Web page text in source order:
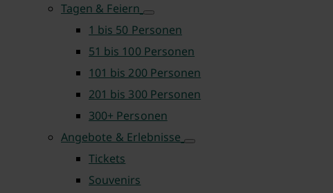
Tagen & Feiern
1 bis 50 Personen
51 bis 100 Personen
101 bis 200 Personen
201 bis 300 Personen
300+ Personen
Angebote & Erlebnisse
Tickets
Souvenirs